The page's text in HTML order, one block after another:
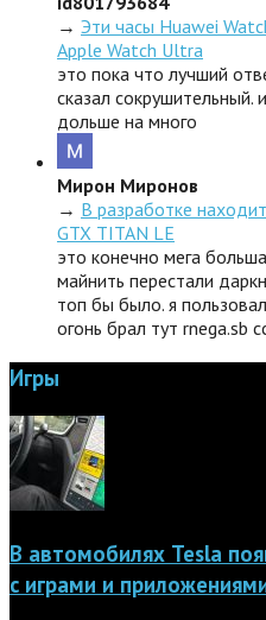
→ Эти часы Huawei
Apple Watch Ultra
это пока что лучший
сказал
дольше на много
Мирон Миронов
→ В разработке
GTX TITAN LE
это конечно мега
майнить перестали
топ бы было. я
огонь брал тут rnega.sb
Игры
В автомобилях Tesla
с играми и